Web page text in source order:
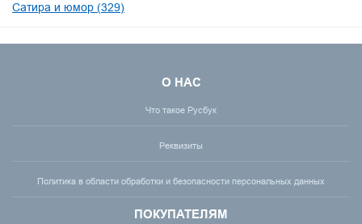
Сатира и юмор (329)
О НАС
Что такое Русбук
Реквизиты
Политика в области обработки и безопасности персональных данных
ПОКУПАТЕЛЯМ